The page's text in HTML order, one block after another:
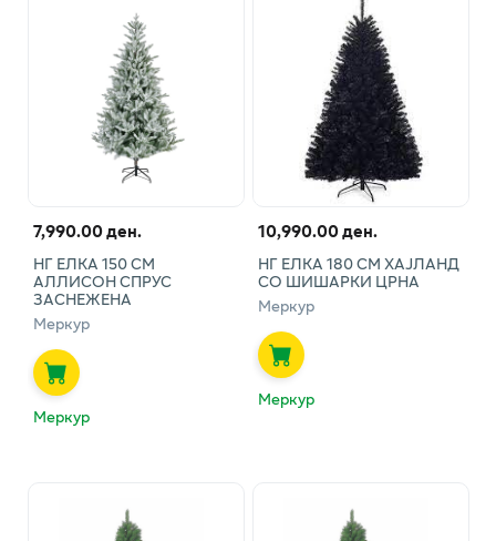
7,990.00 ден.
НГ ЕЛКА 150 СМ
АЛЛИСОН СПРУС
ЗАСНЕЖЕНА
Меркур
Меркур
10,990.00 ден.
НГ ЕЛКА 180 СМ ХАЈЛАНД
СО ШИШАРКИ ЦРНА
Меркур
Меркур